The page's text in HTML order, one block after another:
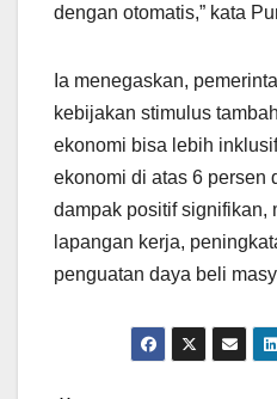
dengan otomatis,” kata
Ia menegaskan,
kebijakan stimulus
ekonomi bisa lebih
ekonomi di atas 6 persen
dampak positif signifikan,
lapangan kerja,
penguatan daya beli